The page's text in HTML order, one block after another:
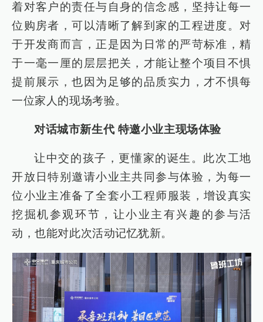
着对客户的责任与自身的信念感，坚持让每一
位购房者，可以清晰了解到家的工程进度。对
于开发商而言，正是因为日常的严苛标准，精
于一毫一厘的层层把关，才能让整个项目不惧
提前展示，也因为足够的品质实力，才不惧每
一位家人的现场考验。
对话城市新生代 特邀小业主现场体验
让中交的孩子，更懂家的诞生。此次工地
开放日特别邀请小业主共同参与体验，为每一
位小业主准备了全套小工程师服装，增设真实
挖掘机参观环节，让小业主有兴趣的参与活
动，也能对此次活动记忆犹新。